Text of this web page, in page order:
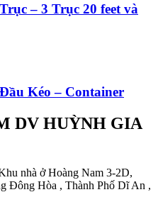
– 3 Trục 20 feet và
Kéo – Container
DV HUỲNH GIA
nhà ở Hoàng Nam 3-2D,
Đông Hòa , Thành Phố Dĩ An ,